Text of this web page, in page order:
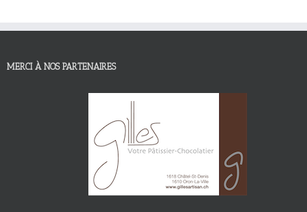
MERCI À NOS PARTENAIRES